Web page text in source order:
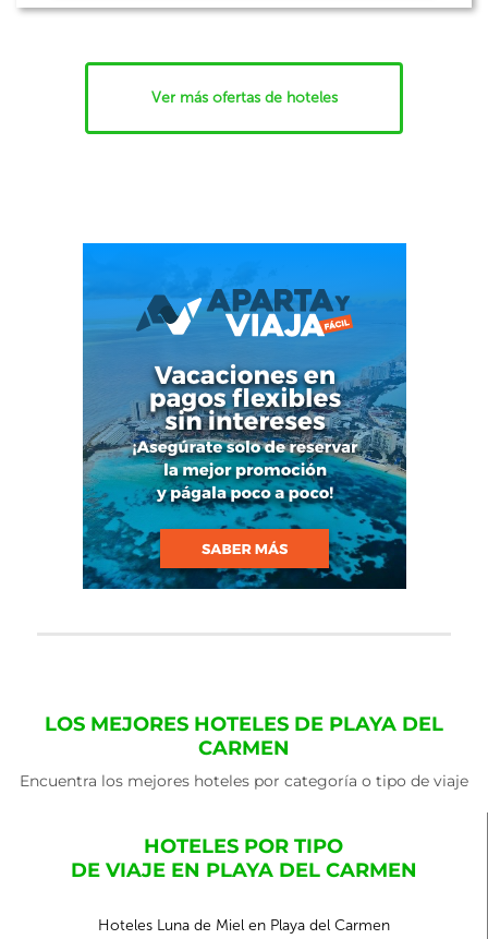
Ver más ofertas de hoteles
LOS MEJORES HOTELES DE PLAYA DEL
CARMEN
Encuentra los mejores hoteles por categoría o tipo de viaje
HOTELES POR TIPO
DE VIAJE EN PLAYA DEL CARMEN
Hoteles Luna de Miel en Playa del Carmen